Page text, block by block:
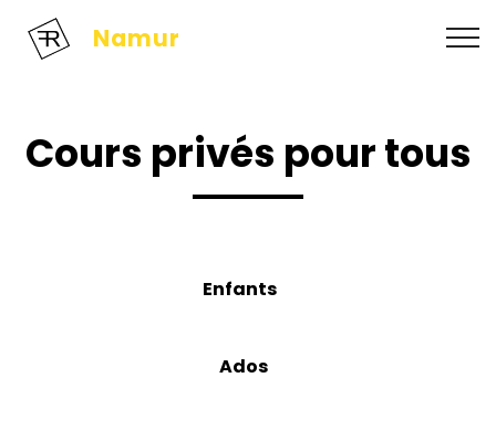
Namur
Cours privés pour tous
Enfants
Ados